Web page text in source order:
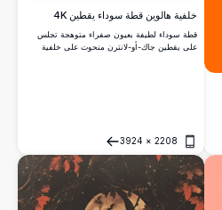
خلفية هالوين قطة سوداء يقطين 4K
قطة سوداء لطيفة بعيون صفراء متوهجة تجلس
على يقطين جاك-أو-لانترن منحوت على خلفية
2208
×
3924
فتح